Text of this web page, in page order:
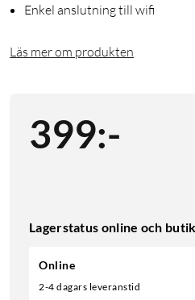
Enkel anslutning till wifi
Läs mer om produkten
399:-
Lagerstatus online och butik
Online
2-4 dagars leveranstid